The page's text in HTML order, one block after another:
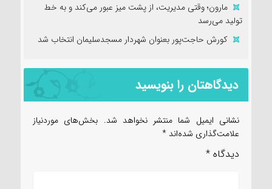
مارون؛ وقتی مدیریت، از پشت میز عبور می‌کند و به خط
تولید می‌رسد
کورش حاجت‌پور بعنوان شهردار مسجدسلیمان انتخاب شد
دیدگاهتان را بنویسید
نشانی ایمیل شما منتشر نخواهد شد. بخش‌های موردنیاز
علامت‌گذاری شده‌اند *
دیدگاه *